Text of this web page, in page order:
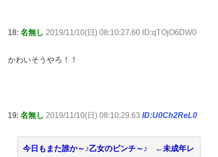
18: 名無し 2019/11/10(日) 08:10:27.60 ID:qTOjO6DW0
かわいそうやろ！！
19: 名無し 2019/11/10(日) 08:10:29.63 ID:U0Ch2ReL0
今日もまた誰か～♪乙女のピンチ～♪ ←未成年レ